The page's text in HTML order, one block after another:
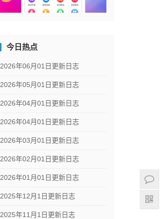
今日热点
2026年06月01日更新日志
2026年05月01日更新日志
2026年04月01日更新日志
2026年04月01日更新日志
2026年03月01日更新日志
2026年02月01日更新日志
2026年01月01日更新日志
2025年12月1日更新日志
2025年11月1日更新日志